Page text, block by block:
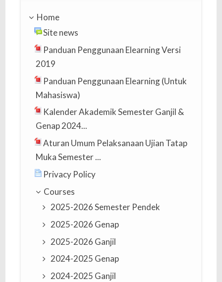
Home
Site news
Panduan Penggunaan Elearning Versi
2019
Panduan Penggunaan Elearning (Untuk
Mahasiswa)
Kalender Akademik Semester Ganjil &
Genap 2024...
Aturan Umum Pelaksanaan Ujian Tatap
Muka Semester ...
Privacy Policy
Courses
2025-2026 Semester Pendek
2025-2026 Genap
2025-2026 Ganjil
2024-2025 Genap
2024-2025 Ganjil